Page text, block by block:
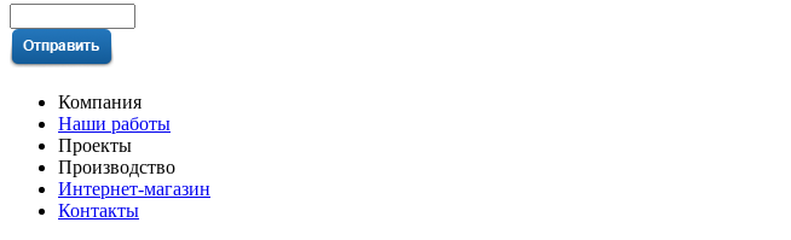
Компания
Наши работы
Проекты
Производство
Интернет-магазин
Контакты